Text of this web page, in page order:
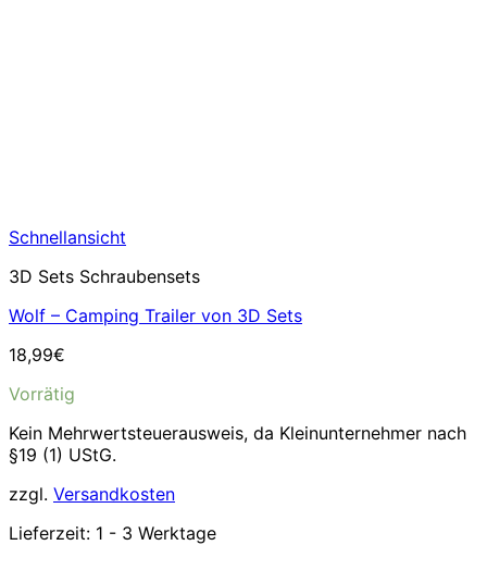
Schnellansicht
3D Sets Schraubensets
Wolf – Camping Trailer von 3D Sets
18,99€
Vorrätig
Kein Mehrwertsteuerausweis, da Kleinunternehmer nach
§19 (1) UStG.
zzgl. Versandkosten
Lieferzeit: 1 - 3 Werktage